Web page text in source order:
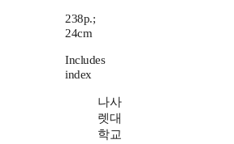
238p.;
24cm
Includes
index
나사
렛대
학교